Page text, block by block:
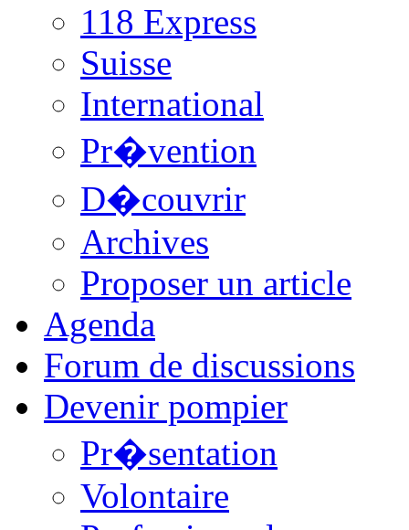
118 Express
Suisse
International
Pr�vention
D�couvrir
Archives
Proposer un article
Agenda
Forum de discussions
Devenir pompier
Pr�sentation
Volontaire